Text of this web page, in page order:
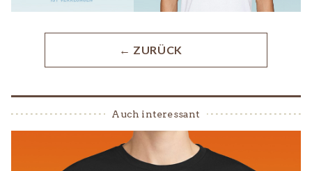
← ZURÜCK
Auch interessant